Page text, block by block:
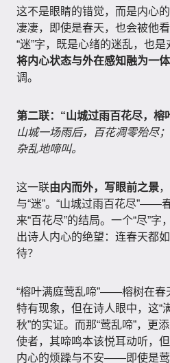
这不是眼睛的错觉，而是内心
凄凄，即使是春天，也会被他
“迷”字，既是心绪的迷乱，也是
将内心状态与外在感知融为一体
调。
第二联：“山城过雨百花尽，榕
山城一场雨后，百花凋零殆尽
杂乱地啼叫。
这一联由内而外，写眼前之景
与“迷”。“山城过雨百花尽”——
来“百花尽”的结局。一个“尽”
出诗人内心的绝望：连春天都
待？
“榕叶满庭莺乱啼”——榕树在春
特有现象，但在诗人眼中，这“
秋”的实证。而那“莺乱啼”，更
使者，其啼鸣本该悦耳动听，
内心的烦躁与不安——即使是